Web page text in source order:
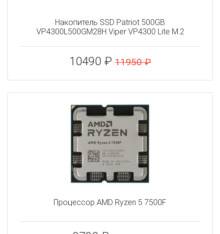
Накопитель SSD Patriot 500GB
VP4300L500GM28H Viper VP4300 Lite M.2
10490 ₽ 11950 ₽
Процессор AMD Ryzen 5 7500F